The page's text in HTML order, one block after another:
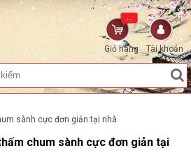
Tài khoản
Giỏ hàng
...
sành cực đơn giản tại nhà
chum sành cực đơn giản tại